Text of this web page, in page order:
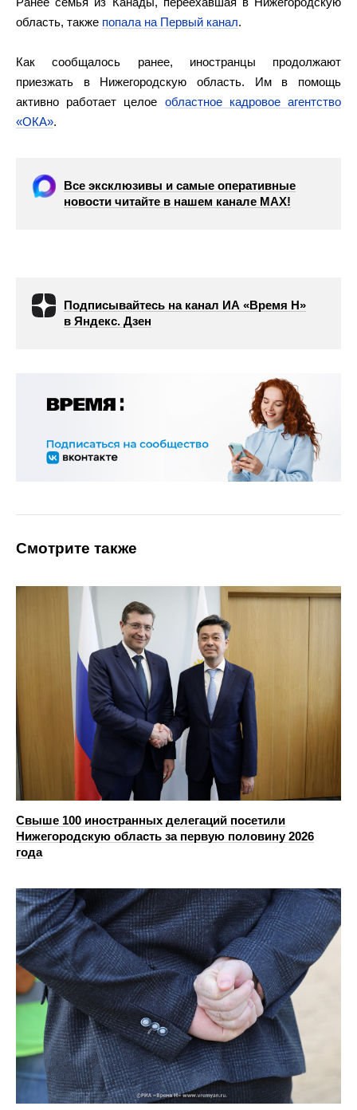
область, также попала на Первый канал.
Как сообщалось ранее, иностранцы продолжают
приезжать в Нижегородскую область. Им в помощь
активно работает целое областное кадровое агентство
«ОКА».
Все эксклюзивы и самые оперативные
новости читайте в нашем канале МАХ!
Подписывайтесь на канал ИА «Время Н»
в Яндекс. Дзен
Смотрите также
Свыше 100 иностранных делегаций посетили
Нижегородскую область за первую половину 2026
года